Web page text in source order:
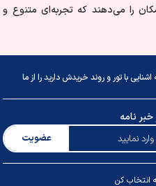
را می‌دهند که تجربه‌ای متنوع و
با تور و روند خریدش دارید را از ما
نامه
عضویت
انتخاب کن